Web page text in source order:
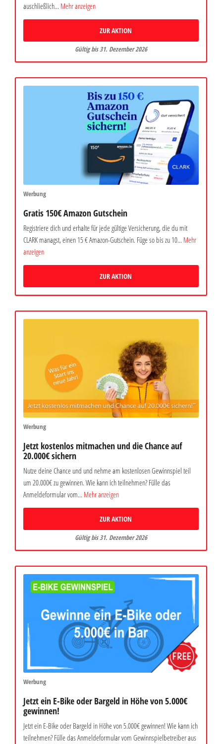
auschließlich... Mehr anzeigen
ZUR AKTION
Gültig bis 31. Dezember 2026
Werbung
Gratis 150€ Amazon Gutschein
Registriere dich und erhalte für jede gültige Versicherung, die du mit
CLARK managst, einen 15 € Amazon-Gutschein. Füge so bis zu 10... Mehr
anzeigen
ZUR AKTION
Werbung
Jetzt kostenlos mitmachen und die Chance auf
20.000€ sichern
Nutze deine Chance und und nehme am kostenlosen Gewinnspiel teil
um 20.000€ zu gewinnen. Wie kann ich teilnehmen? Fülle das
Anmeldeformular vom... Mehr anzeigen
ZUR AKTION
Gültig bis 31. Dezember 2026
Werbung
Jetzt ein E-Bike oder Bargeld in Höhe von 5.000€
gewinnen!
Jetzt ein E-Bike oder Bargeld in Höhe von 5.000€ gewinnen! Wie kann ich
teilnehmen? Fülle das Anmeldeformular vom Gewinnspielbetreiber aus